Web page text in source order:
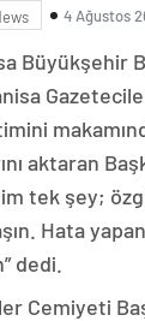
4 Ağustos
Büyükşehir
aktaran
tek şey;
Hata
dedi.
Cemiyeti